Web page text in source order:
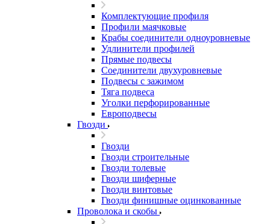
Комплектующие профиля
Профили маячковые
Крабы соединители одноуровневые
Удлинители профилей
Прямые подвесы
Соединители двухуровневые
Подвесы с зажимом
Тяга подвеса
Уголки перфорированные
Европодвесы
Гвозди
Гвозди
Гвозди строительные
Гвозди толевые
Гвозди шиферные
Гвозди винтовые
Гвозди финишные оцинкованные
Проволока и скобы